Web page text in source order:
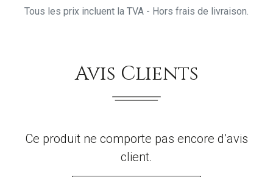
Tous les prix incluent la TVA - Hors frais de livraison.
Avis Clients
Ce produit ne comporte pas encore d’avis
client.